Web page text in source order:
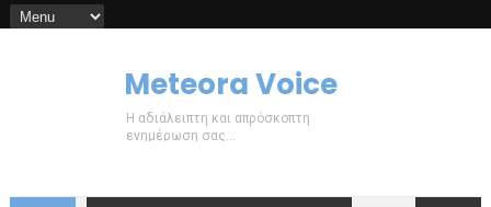
Meteora Voice
Η αδιάλειπτη και απρόσκοπτη
ενημέρωση σας...